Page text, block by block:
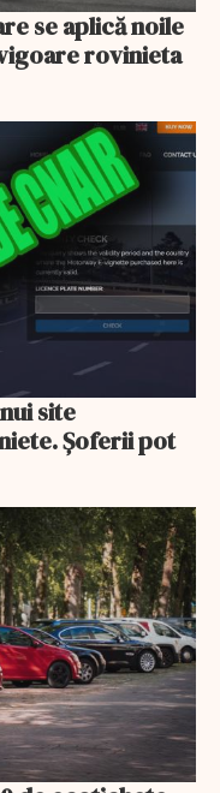
se aplică noile
rovinieta
site
Șoferii pot